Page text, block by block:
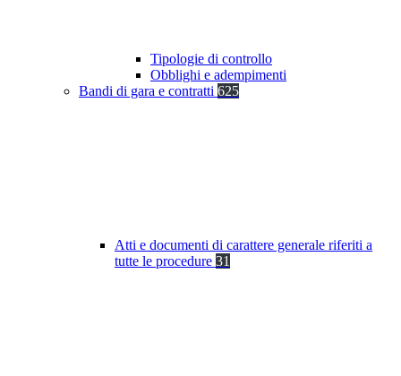
Tipologie di controllo
Obblighi e adempimenti
Bandi di gara e contratti 625
Atti e documenti di carattere generale riferiti a
tutte le procedure 31